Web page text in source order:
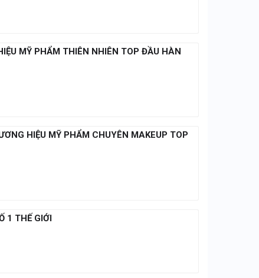
MỸ PHẨM THIÊN NHIÊN TOP ĐẦU HÀN
HIỆU MỸ PHẨM CHUYÊN MAKEUP TOP
1 THẾ GIỚI